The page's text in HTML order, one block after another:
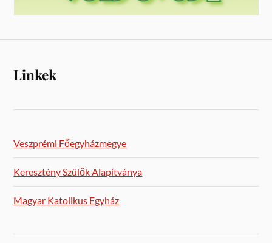
Linkek
Veszprémi Főegyházmegye
Keresztény Szülők Alapítványa
Magyar Katolikus Egyház